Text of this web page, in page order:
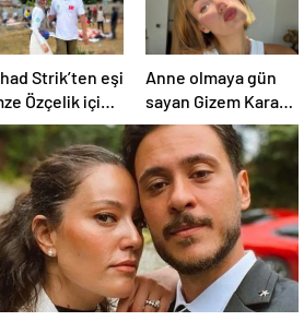
Strik’ten eşi
Özçelik için
sözler!
cennetim…”
Anne olmaya gün
sayan Gizem Karaca
heyecanını paylaştı!
“Senelerdir annelik
yapıyorum ama bu
sene farklı…”